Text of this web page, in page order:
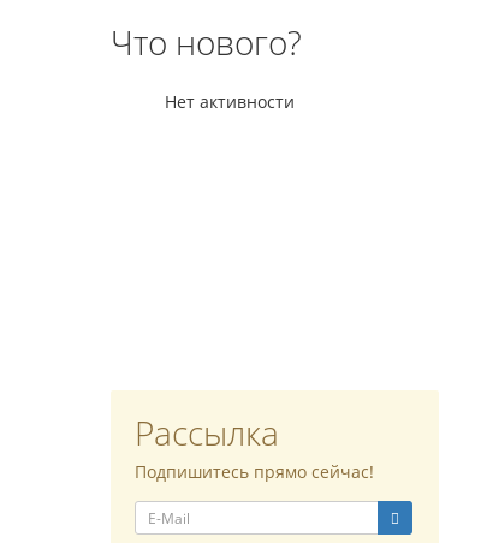
Что нового?
Нет активности
Рассылка
Подпишитесь прямо сейчас!